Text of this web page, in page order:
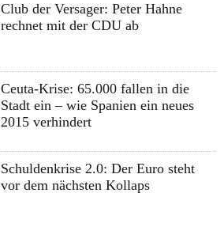
Club der Versager: Peter Hahne
rechnet mit der CDU ab
Ceuta-Krise: 65.000 fallen in die
Stadt ein – wie Spanien ein neues
2015 verhindert
Schuldenkrise 2.0: Der Euro steht
vor dem nächsten Kollaps